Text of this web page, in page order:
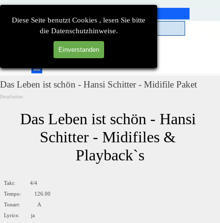
Diese Seite benutzt Cookies , lesen Sie bitte
die Datenschutzhinweise.
Einverstanden
Direkt zum Seiteninhalt
Menü überspringen
Das Leben ist schön - Hansi Schitter - Midifile Paket
Detailseiten
Das Leben ist schön - Hansi
Schitter - Midifiles &
Playback`s
Takt: 4/4
Tempo: 126.00
Tonart: A
Lyrics: ja